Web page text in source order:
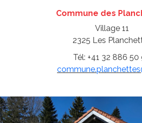
Commune des
Village 11
2325 Les
Tél: +41 32 886 50